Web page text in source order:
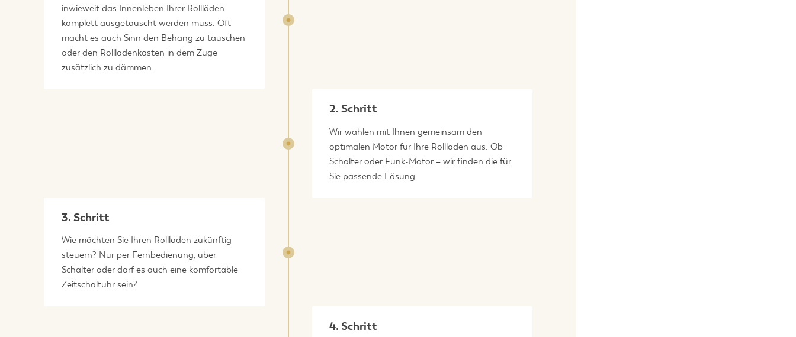
inwieweit das Innenleben Ihrer Rollläden
komplett ausgetauscht werden muss. Oft
macht es auch Sinn den Behang zu tauschen
oder den Rollladenkasten in dem Zuge
zusätzlich zu dämmen.
2. Schritt
Wir wählen mit Ihnen gemeinsam den
optimalen Motor für Ihre Rollläden aus. Ob
Schalter oder Funk-Motor – wir finden die für
Sie passende Lösung.
3. Schritt
Wie möchten Sie Ihren Rollladen zukünftig
steuern? Nur per Fernbedienung, über
Schalter oder darf es auch eine komfortable
Zeitschaltuhr sein?
4. Schritt